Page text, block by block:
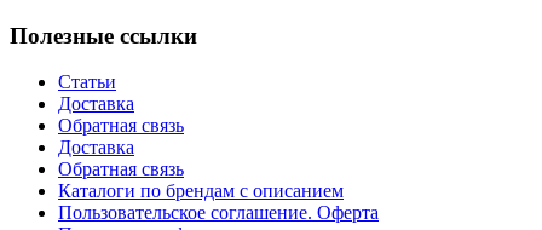
Полезные ссылки
Статьи
Доставка
Обратная связь
Доставка
Обратная связь
Каталоги по брендам с описанием
Пользовательское соглашение. Оферта